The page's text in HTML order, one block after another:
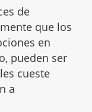
de
que los
en
pueden ser
cueste
a